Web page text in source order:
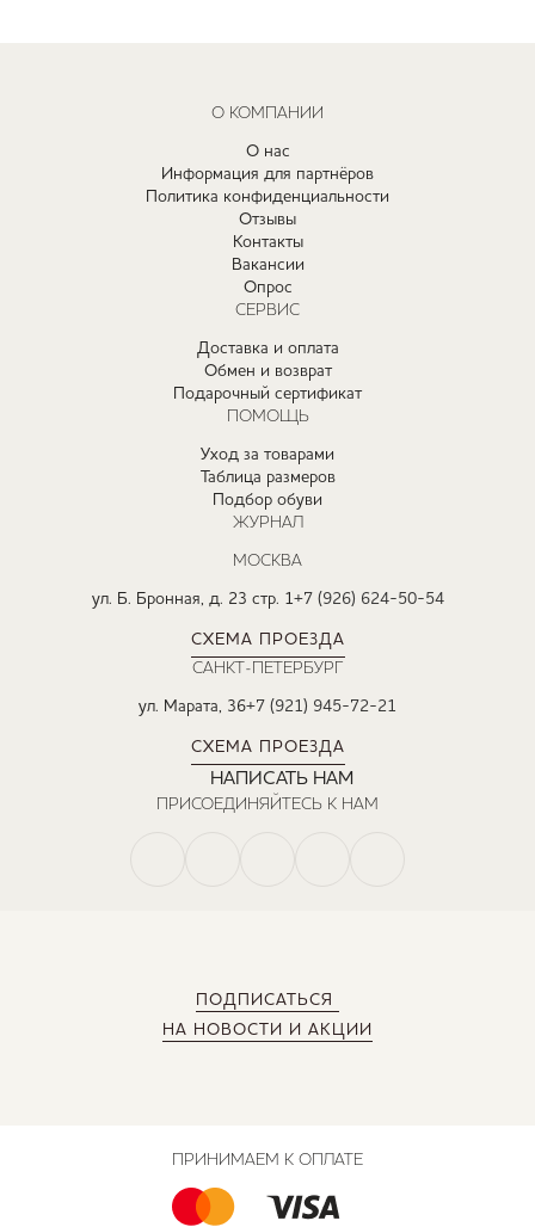
ПОДПИСАТЬСЯ
НА НОВОСТИ И АКЦИИ
О КОМПАНИИ
О нас
Информация для партнёров
Политика конфиденциальности
Отзывы
Контакты
Вакансии
Опрос
СЕРВИС
Доставка и оплата
Обмен и возврат
Подарочный сертификат
ПОМОЩЬ
Уход за товарами
Таблица размеров
Подбор обуви
ЖУРНАЛ
МОСКВА
ул. Б. Бронная, д. 23 стр. 1+7 (926) 624-50-54
СХЕМА ПРОЕЗДА
САНКТ-ПЕТЕРБУРГ
ул. Марата, 36+7 (921) 945-72-21
СХЕМА ПРОЕЗДА
НАПИСАТЬ НАМ
ПРИСОЕДИНЯЙТЕСЬ К НАМ
ПРИНИМАЕМ К ОПЛАТЕ